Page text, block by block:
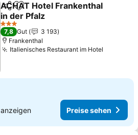
TeilenZu Favoriten hinzufügen
ACHAT Hotel Frankenthal
in der Pfalz
3 Sterne
7,8 Gut
3 193
Frankenthal
Italienisches Restaurant im Hotel
anzeigen Preise sehen